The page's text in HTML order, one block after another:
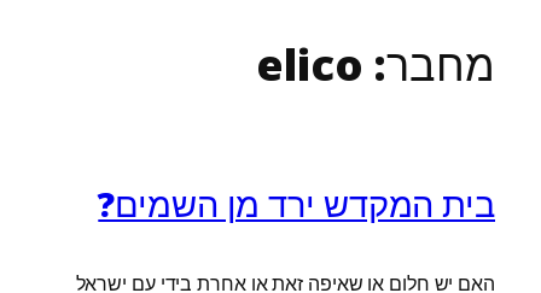
מחבר: elico
בית המקדש ירד מן השמים?
האם יש חלום או שאיפה זאת או אחרת בידי עם ישראל